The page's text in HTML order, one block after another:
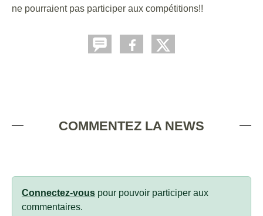
ne pourraient pas participer aux compétitions!!
COMMENTEZ LA NEWS
Connectez-vous pour pouvoir participer aux
commentaires.